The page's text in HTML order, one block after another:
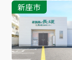
新座市